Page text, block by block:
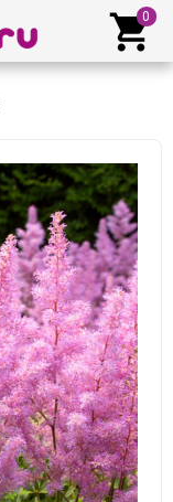
